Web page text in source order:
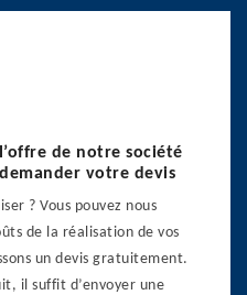
de notre société
votre devis
? Vous pouvez nous
de la réalisation de vos
un devis gratuitement.
il suffit d’envoyer une